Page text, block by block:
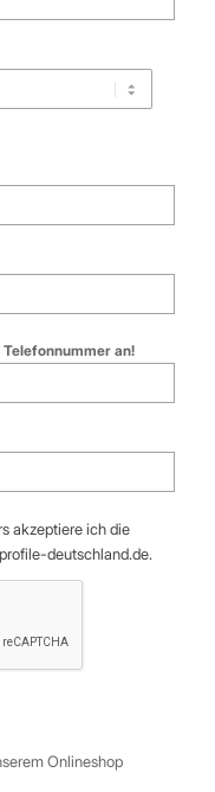
an!
akzeptiere ich die
deutschland.de.
Onlineshop